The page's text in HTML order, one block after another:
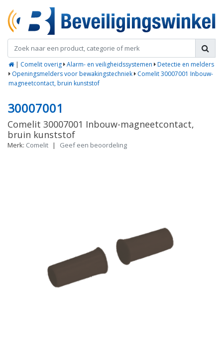
| Comelit overig Alarm- en veiligheidssystemen
Detectie en melders
Openingsmelders voor bewakingstechniek
Comelit 30007001 Inbouw-
magneetcontact, bruin kunststof
30007001
Comelit 30007001 Inbouw-magneetcontact,
bruin kunststof
Merk: Comelit | Geef een beoordeling